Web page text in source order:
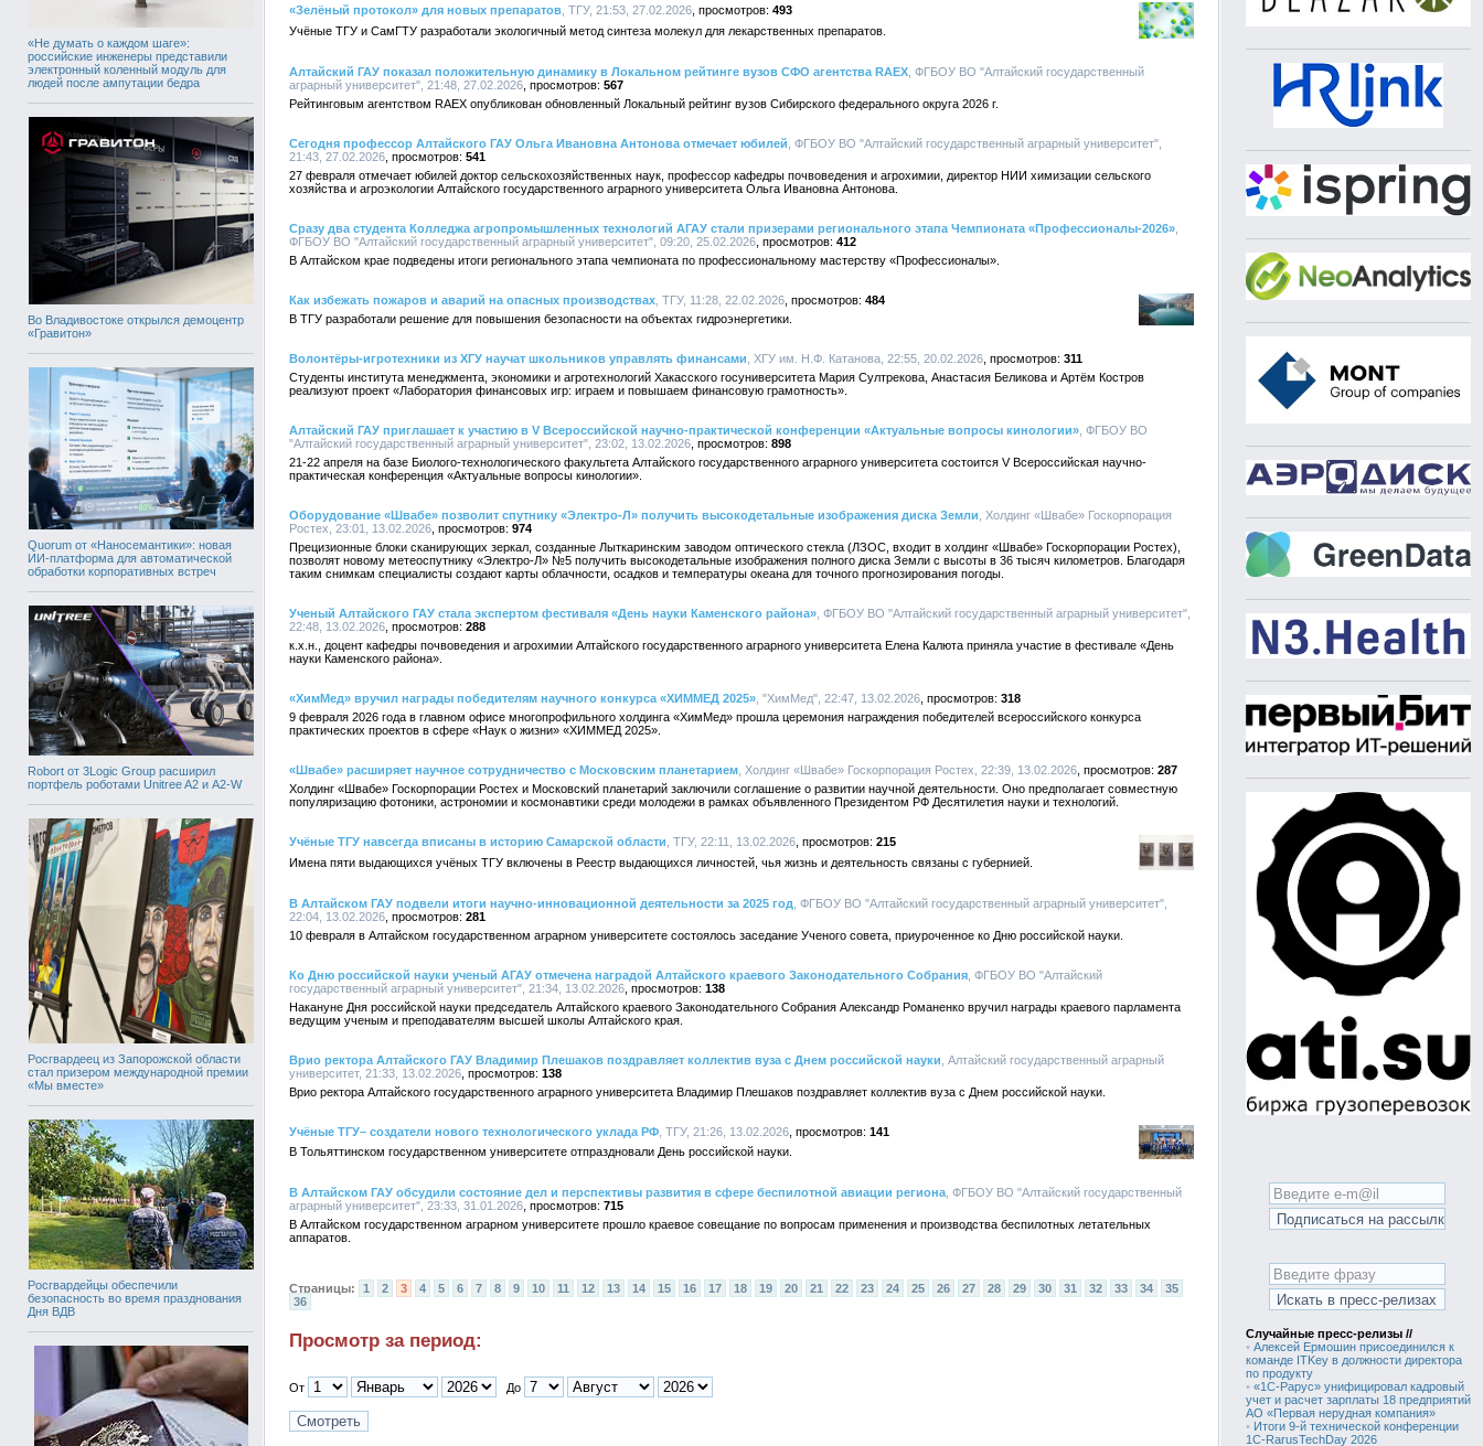
«Не думать о каждом шаге»:
российские инженеры представили
электронный коленный модуль для
людей после ампутации бедра
Во Владивостоке открылся демоцентр
«Гравитон»
Quorum от «Наносемантики»: новая
ИИ-платформа для автоматической
обработки корпоративных встреч
Robort от 3Logic Group расширил
портфель роботами Unitree A2 и A2-W
Росгвардеец из Запорожской области
стал призером международной премии
«Мы вместе»
Росгвардейцы обеспечили
безопасность во время празднования
Дня ВДВ
«Зелёный протокол» для новых препаратов , ТГУ, 21:53, 27.02.2026
493
Учёные ТГУ и СамГТУ разработали экологичный метод синтеза молекул для лекарственных препаратов.
Алтайский ГАУ показал положительную динамику в Локальном рейтинге вузов СФО агентства RAEX , ФГБОУ ВО "Алтайский государственный
аграрный университет", 21:48, 27.02.2026
567
Рейтинговым агентством RAEX опубликован обновленный Локальный рейтинг вузов Сибирского федерального округа 2026 г.
Сегодня профессор Алтайского ГАУ Ольга Ивановна Антонова отмечает юбилей , ФГБОУ ВО "Алтайский государственный аграрный университет",
21:43, 27.02.2026
541
27 февраля отмечает юбилей доктор сельскохозяйственных наук, профессор кафедры почвоведения и агрохимии, директор НИИ химизации сельского
хозяйства и агроэкологии Алтайского государственного аграрного университета Ольга Ивановна Антонова.
Сразу два студента Колледжа агропромышленных технологий АГАУ стали призерами регионального этапа Чемпионата «Профессионалы-2026»
ФГБОУ ВО "Алтайский государственный аграрный университет", 09:20, 25.02.2026
412
В Алтайском крае подведены итоги регионального этапа чемпионата по профессиональному мастерству «Профессионалы».
Как избежать пожаров и аварий на опасных производствах , ТГУ, 11:28, 22.02.2026
484
В ТГУ разработали решение для повышения безопасности на объектах гидроэнергетики.
Волонтёры-игротехники из ХГУ научат школьников управлять финансами , ХГУ им. Н.Ф. Катанова, 22:55, 20.02.2026
311
Студенты института менеджмента, экономики и агротехнологий Хакасского госуниверситета Мария Султрекова, Анастасия Беликова и Артём Костров
реализуют проект «Лаборатория финансовых игр: играем и повышаем финансовую грамотность».
Алтайский ГАУ приглашает к участию в V Всероссийской научно-практической конференции «Актуальные вопросы кинологии» , ФГБОУ ВО
"Алтайский государственный аграрный университет", 23:02, 13.02.2026
898
21-22 апреля на базе Биолого-технологического факультета Алтайского государственного аграрного университета состоится V Всероссийская научно-
практическая конференция «Актуальные вопросы кинологии».
Оборудование «Швабе» позволит спутнику «Электро-Л» получить высокодетальные изображения диска Земли , Холдинг «Швабе» Госкорпорация
Ростех, 23:01, 13.02.2026
974
Прецизионные блоки сканирующих зеркал, созданные Лыткаринским заводом оптического стекла (ЛЗОС, входит в холдинг «Швабе» Госкорпорации Ростех),
позволят новому метеоспутнику «Электро-Л» №5 получить высокодетальные изображения полного диска Земли с высоты в 36 тысяч километров. Благодаря
таким снимкам специалисты создают карты облачности, осадков и температуры океана для точного прогнозирования погоды.
Ученый Алтайского ГАУ стала экспертом фестиваля «День науки Каменского района» , ФГБОУ ВО "Алтайский государственный аграрный университет",
22:48, 13.02.2026
288
к.х.н., доцент кафедры почвоведения и агрохимии Алтайского государственного аграрного университета Елена Калюта приняла участие в фестивале «День
науки Каменского района».
«ХимМед» вручил награды победителям научного конкурса «ХИММЕД 2025» , "ХимМед", 22:47, 13.02.2026
318
9 февраля 2026 года в главном офисе многопрофильного холдинга «ХимМед» прошла церемония награждения победителей всероссийского конкурса
практических проектов в сфере «Наук о жизни» «ХИММЕД 2025».
«Швабе» расширяет научное сотрудничество с Московским планетарием , Холдинг «Швабе» Госкорпорация Ростех, 22:39, 13.02.2026
287
Холдинг «Швабе» Госкорпорации Ростех и Московский планетарий заключили соглашение о развитии научной деятельности. Оно предполагает совместную
популяризацию фотоники, астрономии и космонавтики среди молодежи в рамках объявленного Президентом РФ Десятилетия науки и технологий.
Учёные ТГУ навсегда вписаны в историю Самарской области , ТГУ, 22:11, 13.02.2026
215
Имена пяти выдающихся учёных ТГУ включены в Реестр выдающихся личностей, чья жизнь и деятельность связаны с губернией.
В Алтайском ГАУ подвели итоги научно-инновационной деятельности за 2025 год , ФГБОУ ВО "Алтайский государственный аграрный университет",
22:04, 13.02.2026
281
10 февраля в Алтайском государственном аграрном университете состоялось заседание Ученого совета, приуроченное ко Дню российской науки.
Ко Дню российской науки ученый АГАУ отмечена наградой Алтайского краевого Законодательного Собрания , ФГБОУ ВО "Алтайский
государственный аграрный университет", 21:34, 13.02.2026
138
Накануне Дня российской науки председатель Алтайского краевого Законодательного Собрания Александр Романенко вручил награды краевого парламента
ведущим ученым и преподавателям высшей школы Алтайского края.
Врио ректора Алтайского ГАУ Владимир Плешаков поздравляет коллектив вуза с Днем российской науки , Алтайский государственный аграрный
университет, 21:33, 13.02.2026
138
Врио ректора Алтайского государственного аграрного университета Владимир Плешаков поздравляет коллектив вуза с Днем российской науки.
Учёные ТГУ– создатели нового технологического уклада РФ , ТГУ, 21:26, 13.02.2026
141
В Тольяттинском государственном университете отпраздновали День российской науки.
В Алтайском ГАУ обсудили состояние дел и перспективы развития в сфере беспилотной авиации региона , ФГБОУ ВО "Алтайский государственный
аграрный университет", 23:33, 31.01.2026
715
В Алтайском государственном аграрном университете прошло краевое совещание по вопросам применения и производства беспилотных летательных
аппаратов.
Страницы: 1 2 3 4 5 6 7 8 9 10 11 12 13 14 15 16 17 18 19 20 21 22 23 24 25 26 27 28 29 30 31 32 33 34
35
36
Просмотр за период:
От До
Случайные пресс-релизы //
• Алексей Ермошин присоединился к
команде ITKey в должности директора
по продукту
• «1С-Рарус» унифицировал кадровый
учет и расчет зарплаты 18 предприятий
АО «Первая нерудная компания»
• Итоги 9-й технической конференции
1C-RarusTechDay 2026